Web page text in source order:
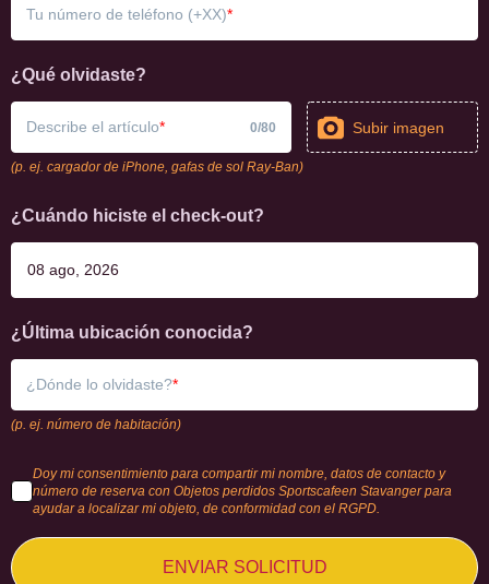
Tu número de teléfono (+XX)
¿Qué olvidaste?
Describe el artículo 0/80 Subir imagen
(p. ej. cargador de iPhone, gafas de sol Ray-Ban)
¿Cuándo hiciste el check-out?
¿Última ubicación conocida?
¿Dónde lo olvidaste?
(p. ej. número de habitación)
Doy mi consentimiento para compartir mi nombre, datos de contacto y
número de reserva con Objetos perdidos Sportscafeen Stavanger para
ayudar a localizar mi objeto, de conformidad con el RGPD.
ENVIAR SOLICITUD